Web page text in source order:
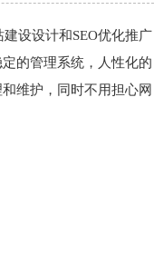
设设计和SEO优化推广
的管理系统，人性化的
维护，同时不用担心网